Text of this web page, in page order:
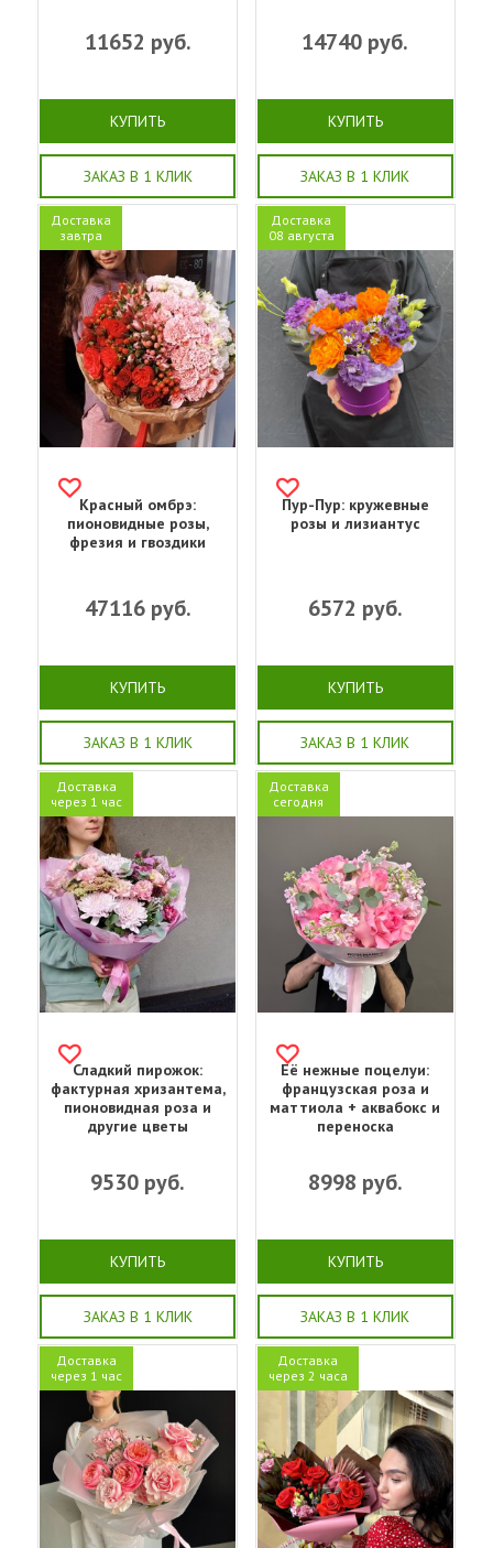
11652 руб.
КУПИТЬ
ЗАКАЗ В 1 КЛИК
14740 руб.
КУПИТЬ
ЗАКАЗ В 1 КЛИК
Доставка
завтра
Красный омбрэ:
пионовидные розы,
фрезия и гвоздики
47116руб.
КУПИТЬ
ЗАКАЗ В 1 КЛИК
Доставка
08 августа
Пур-Пур: кружевные
розы и лизиантус
6572 руб.
КУПИТЬ
ЗАКАЗ В 1 КЛИК
Доставка
через 1 час
Сладкий пирожок:
фактурная хризантема,
пионовидная роза и
другие цветы
9530 руб.
КУПИТЬ
ЗАКАЗ В 1 КЛИК
Доставка
сегодня
Её нежные поцелуи:
французская роза и
маттиола + аквабокс и
переноска
8998 руб.
КУПИТЬ
ЗАКАЗ В 1 КЛИК
Доставка
через 1 час
Доставка
через 2 часа